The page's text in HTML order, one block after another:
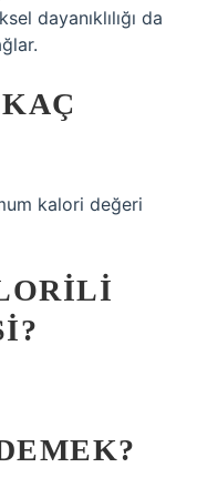
dayanıklılığı da
kalori değeri